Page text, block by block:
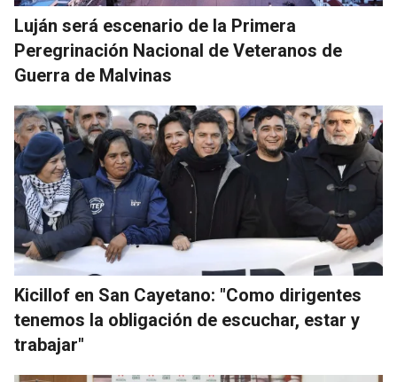
Luján será escenario de la Primera
Peregrinación Nacional de Veteranos de
Guerra de Malvinas
Kicillof en San Cayetano: "Como dirigentes
tenemos la obligación de escuchar, estar y
trabajar"